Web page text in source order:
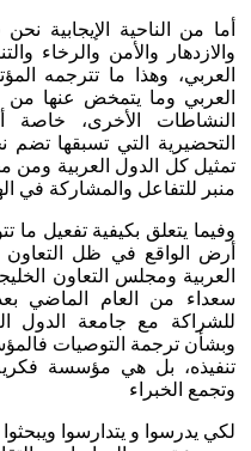
أما من الناحية الإيجابية
والازدهار والأمن والرخاء
العربي، وهذا ما تترجمه
العربي وما يتمخض عنها من
النشاطات الأخرى،
التحضيرية التي تسبقها
تمثيل كل الدول العربية ومن
منبر للتفاعل والمشاركة في
وفيما يتعلق بكيفية تفعيل ما
أرض الواقع في ظل
العربية ومجلس التعاون
سعداء من العام الماضي
للشراكة مع جامعة الدول
وبشأن ترجمة التوصيات
تنفيذه، بل هي مؤسسة
وتجمع الخبراء
لكي يدرسوا و يتدارسوا